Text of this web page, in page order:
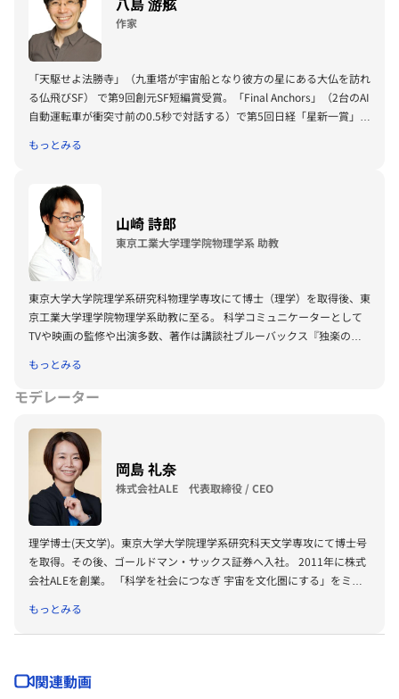
作家
「天駆せよ法勝寺」（九重塔が宇宙船となり彼方の星にある大仏を訪れ
る仏飛びSF） で第9回創元SF短編賞受賞。「Final Anchors」（2台のAI
自動運転車が衝突寸前の0.5秒で対話する）で第5回日経「星新一賞」グ
比較文化学類卒業後、シカゴ大学にて人文学修士号取得。企業向けに
もっとみる
山崎 詩郎
東京工業大学理学院物理学系 助教
東京大学大学院理学系研究科物理学専攻にて博士（理学）を取得後、東
京工業大学理学院物理学系助教に至る。 科学コミュニケーターとして
TVや映画の監修や出演多数、著作は講談社ブルーバックス『独楽の科
『TENET テネット』の字幕科学監修や公式映画パンフの執筆、『クリ
ストファー・ノーランの映画術』（玄光社）の監修を務める。 最近で
もっとみる
モデレーター
岡島 礼奈
株式会社ALE 代表取締役 / CEO
理学博士(天文学)。東京大学大学院理学系研究科天文学専攻にて博士号
を取得。その後、ゴールドマン・サックス証券へ入社。 2011年に株式
会社ALEを創業。 「科学を社会につなぎ 宇宙を文化圏にする」をミッ
機の打上成功、世界初の人工流れ星実現に向けて奔走中。
もっとみる
関連動画